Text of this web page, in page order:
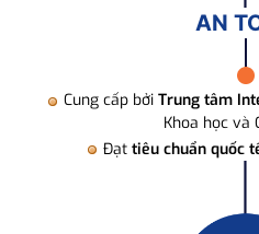
AN
Cung cấp bởi Trung tâm
Khoa học và
Đạt tiêu chuẩn quốc